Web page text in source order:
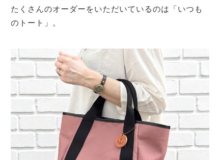
たくさんのオーダーをいただいているのは「いつも
のトート」。